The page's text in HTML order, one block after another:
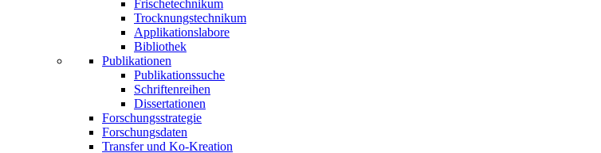
Frischetechnikum
Trocknungstechnikum
Applikationslabore
Bibliothek
Publikationen
Publikationssuche
Schriftenreihen
Dissertationen
Forschungsstrategie
Forschungsdaten
Transfer und Ko-Kreation